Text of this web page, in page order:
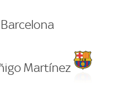
Barcelona
Martínez